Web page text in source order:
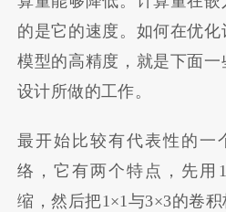
的是它的速度。如何在优
模型的高精度，就是下面
设计所做的工作。
最开始比较有代表性的一
络，它有两个特点，先用
缩，然后把1×1与3×3的卷